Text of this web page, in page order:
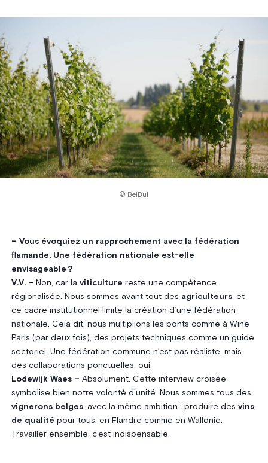
© BelBul
– Vous évoquiez un rapprochement avec la fédération
flamande. Une fédération nationale est-elle
envisageable ?
V.V. – Non, car la viticulture reste une compétence
régionalisée. Nous sommes avant tout des agriculteurs, et
ce cadre institutionnel limite la création d’une fédération
nationale. Cela dit, nous multiplions les ponts comme à Wine
Paris (par deux fois), des projets techniques comme un guide
sectoriel. Une fédération commune n’est pas réaliste, mais
des collaborations ponctuelles, oui.
Lodewijk Waes – Absolument. Cette interview croisée
symbolise bien notre volonté d’unité. Nous sommes tous des
vignerons belges, avec la même ambition : produire des vins
de qualité pour tous, en Flandre comme en Wallonie.
Travailler ensemble, c’est indispensable.